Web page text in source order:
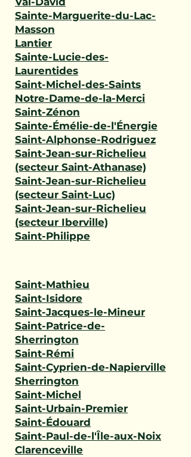
Sainte-Marguerite-du-Lac-
Masson
Lantier
Sainte-Lucie-des-
Laurentides
Saint-Michel-des-Saints
Notre-Dame-de-la-Merci
Saint-Zénon
Sainte-Émélie-de-l'Énergie
Saint-Alphonse-Rodriguez
Saint-Jean-sur-Richelieu
(secteur Saint-Athanase)
Saint-Jean-sur-Richelieu
(secteur Saint-Luc)
Saint-Jean-sur-Richelieu
(secteur Iberville)
Saint-Philippe
Saint-Mathieu
Saint-Isidore
Saint-Jacques-le-Mineur
Saint-Patrice-de-
Sherrington
Saint-Rémi
Saint-Cyprien-de-Napierville
Sherrington
Saint-Michel
Saint-Urbain-Premier
Saint-Édouard
Saint-Paul-de-l'Île-aux-Noix
Clarenceville